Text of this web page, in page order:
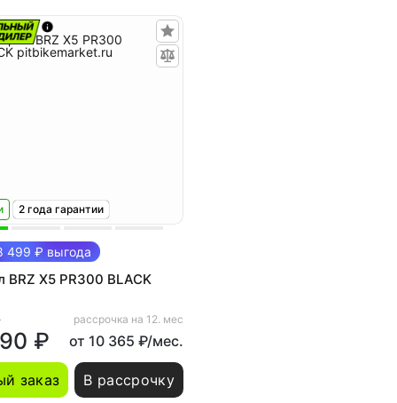
2 года гарантии
499 ₽ выгода
BRZ X5 PR300 BLACK
₽
рассрочка на 12. мес
от 10 365 ₽/мес.
заказ В рассрочку